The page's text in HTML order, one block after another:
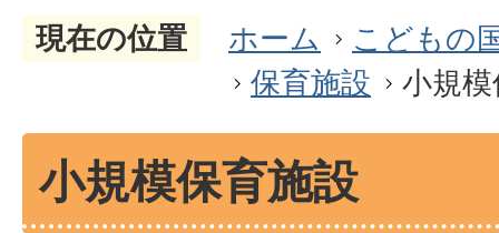
現在の位置 ホーム
こどもの
保育施設
小規
小規模保育施設